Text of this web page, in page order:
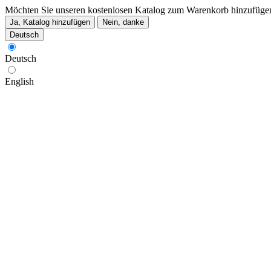
Möchten Sie unseren kostenlosen Katalog zum Warenkorb
Ja, Katalog hinzufügen
Nein, danke
Deutsch
Deutsch
English